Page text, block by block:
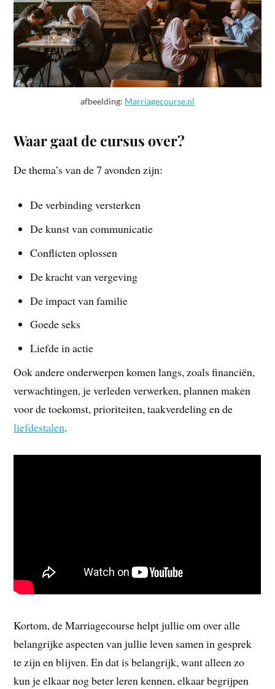
afbeelding: Marriagecourse.nl
Waar gaat de cursus over?
De thema’s van de 7 avonden zijn:
De verbinding versterken
De kunst van communicatie
Conflicten oplossen
De kracht van vergeving
De impact van familie
Goede seks
Liefde in actie
Ook andere onderwerpen komen langs, zoals financiën,
verwachtingen, je verleden verwerken, plannen maken
voor de toekomst, prioriteiten, taakverdeling en de
liefdestalen.
Kortom, de Marriagecourse helpt jullie om over alle
belangrijke aspecten van jullie leven samen in gesprek
te zijn en blijven. En dat is belangrijk, want alleen zo
kun je elkaar nog beter leren kennen, elkaar begrijpen